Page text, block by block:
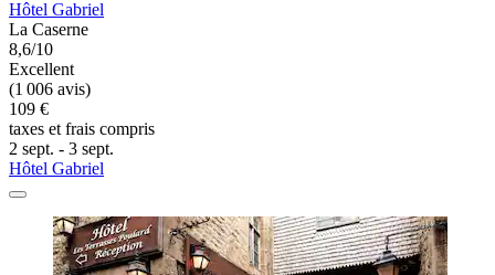
Hôtel Gabriel
La Caserne
8,6/10
Excellent
(1 006 avis)
109 €
taxes et frais compris
2 sept. - 3 sept.
Hôtel Gabriel